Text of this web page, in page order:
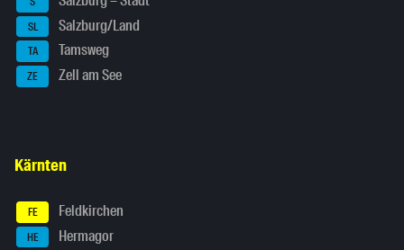
SL Salzburg/Land
TA Tamsweg
ZE Zell am See
Kärnten
FE Feldkirchen
HE Hermagor